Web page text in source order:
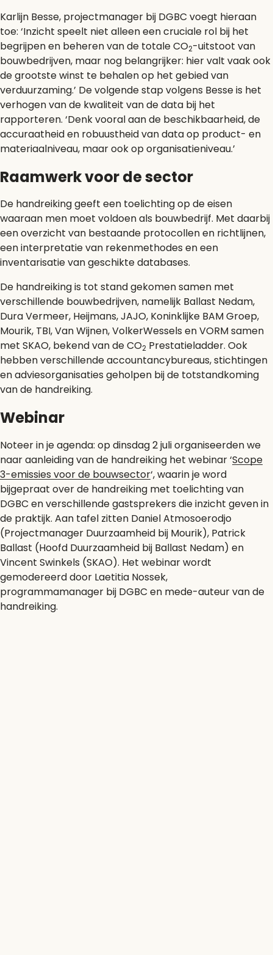
Karlijn Besse, projectmanager bij DGBC voegt hieraan
toe: ‘Inzicht speelt niet alleen een cruciale rol bij het
begrijpen en beheren van de totale CO2-uitstoot van
bouwbedrijven, maar nog belangrijker: hier valt vaak ook
de grootste winst te behalen op het gebied van
verduurzaming.’ De volgende stap volgens Besse is het
verhogen van de kwaliteit van de data bij het
rapporteren. ‘Denk vooral aan de beschikbaarheid, de
accuraatheid en robuustheid van data op product- en
materiaalniveau, maar ook op organisatieniveau.’
Raamwerk voor de sector
De handreiking geeft een toelichting op de eisen
waaraan men moet voldoen als bouwbedrijf. Met daarbij
een overzicht van bestaande protocollen en richtlijnen,
een interpretatie van rekenmethodes en een
inventarisatie van geschikte databases.
De handreiking is tot stand gekomen samen met
verschillende bouwbedrijven, namelijk Ballast Nedam,
Dura Vermeer, Heijmans, JAJO, Koninklijke BAM Groep,
Mourik, TBI, Van Wijnen, VolkerWessels en VORM samen
met SKAO, bekend van de CO2 Prestatieladder. Ook
hebben verschillende accountancybureaus, stichtingen
en adviesorganisaties geholpen bij de totstandkoming
van de handreiking.
Webinar
Noteer in je agenda: op dinsdag 2 juli organiseerden we
naar aanleiding van de handreiking het webinar ‘Scope
3-emissies voor de bouwsector‘, waarin je word
bijgepraat over de handreiking met toelichting van
DGBC en verschillende gastsprekers die inzicht geven in
de praktijk. Aan tafel zitten Daniel Atmosoerodjo
(Projectmanager Duurzaamheid bij Mourik), Patrick
Ballast (Hoofd Duurzaamheid bij Ballast Nedam) en
Vincent Swinkels (SKAO). Het webinar wordt
gemodereerd door Laetitia Nossek,
programmamanager bij DGBC en mede-auteur van de
handreiking.